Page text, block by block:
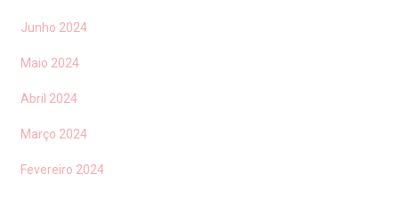
Junho 2024
Maio 2024
Abril 2024
Março 2024
Fevereiro 2024